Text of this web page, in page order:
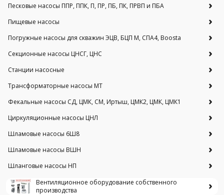
Песковые насосы ППР, ППК, П, ПР, ПБ, ПК, ПРВП и ПБА
Пищевые насосы
Погружные насосы для скважин ЭЦВ, БЦП М, СПА4, Boosta
Секционные насосы ЦНСГ, ЦНС
Станции насосные
Трансформаторные насосы МТ
Фекальные насосы СД, ЦМК, СМ, Иртыш, ЦМК2, ЦМК, ЦМК1
Циркуляционные насосы ЦНЛ
Шламовые насосы 6Ш8
Шламовые насосы ВШН
Шланговые насосы НП
Вентиляционное оборудование собственного
производства